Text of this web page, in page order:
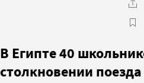
В Египте 40
столкновении